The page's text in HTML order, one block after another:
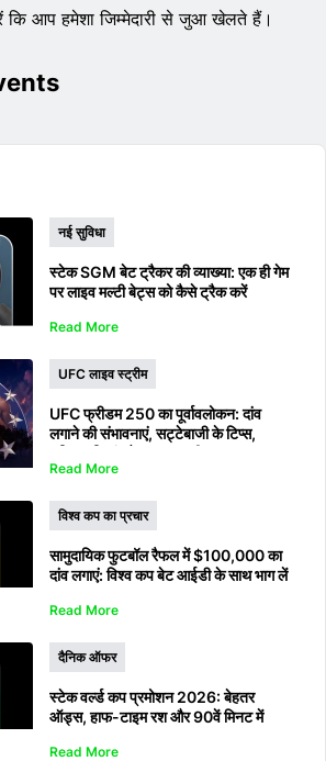
कि आप हमेशा जिम्मेदारी से जुआ खेलते हैं।
नई सुविधा
स्टेक SGM बेट ट्रैकर की व्याख्या: एक ही गेम
पर लाइव मल्टी बेट्स को कैसे ट्रैक करें
Read More
UFC लाइव स्ट्रीम
UFC फ्रीडम 250 का पूर्वावलोकन: दांव
लगाने की संभावनाएं, सट्टेबाजी के टिप्स,
Read More
विश्व कप का प्रचार
सामुदायिक फुटबॉल रैफल में $100,000 का
दांव लगाएं: विश्व कप बेट आईडी के साथ भाग लें
Read More
दैनिक ऑफर
स्टेक वर्ल्ड कप प्रमोशन 2026: बेहतर
ऑड्स, हाफ-टाइम रश और 90वें मिनट में
Read More